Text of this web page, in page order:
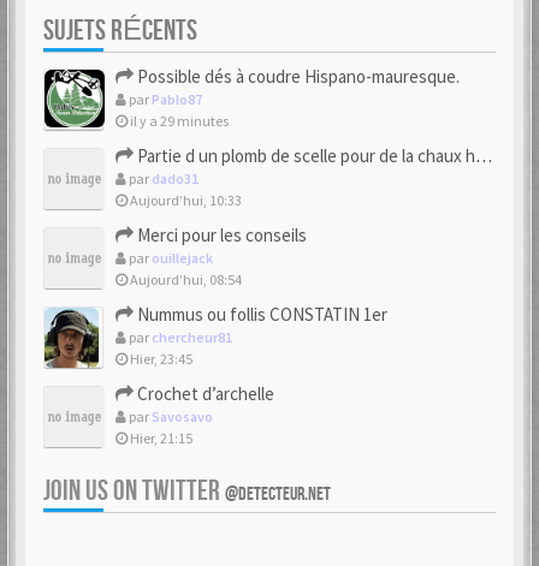
SUJETS RÉCENTS
Possible dés à coudre Hispano-mauresque.
par Pablo87
il y a 29 minutes
Partie d un plomb de scelle pour de la chaux hydraulique
par dado31
Aujourd’hui, 10:33
Merci pour les conseils
par ouillejack
Aujourd’hui, 08:54
Nummus ou follis CONSTATIN 1er
par chercheur81
Hier, 23:45
Crochet d’archelle
par Savosavo
Hier, 21:15
JOIN US ON TWITTER @DETECTEUR.NET